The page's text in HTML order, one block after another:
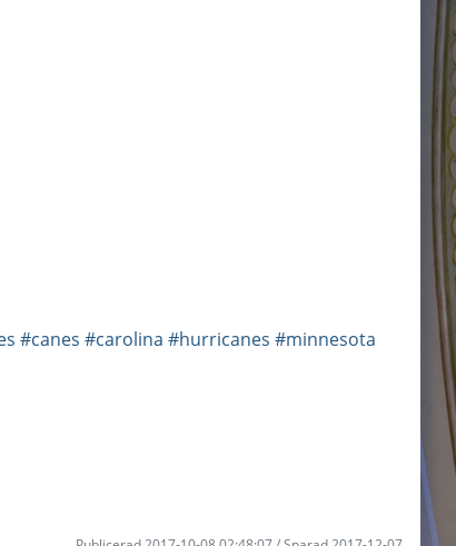
#canes #carolina #hurricanes #minnesota